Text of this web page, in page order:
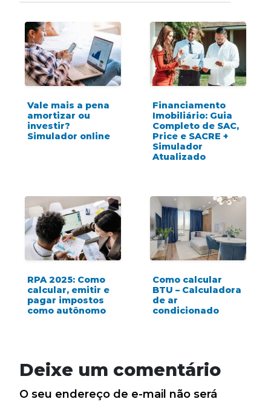
Vale mais a pena
amortizar ou
investir?
Simulador online
Financiamento
Imobiliário: Guia
Completo de SAC,
Price e SACRE +
Simulador
Atualizado
RPA 2025: Como
calcular, emitir e
pagar impostos
como autônomo
Como calcular
BTU – Calculadora
de ar
condicionado
Deixe um comentário
O seu endereço de e-mail não será